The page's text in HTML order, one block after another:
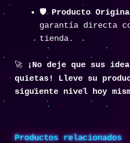
🛡️ Producto
garantía directa
tienda.
🚀
¡No deje que sus
quietas! Lleve su
siguiente nivel hoy
Productos relacionados